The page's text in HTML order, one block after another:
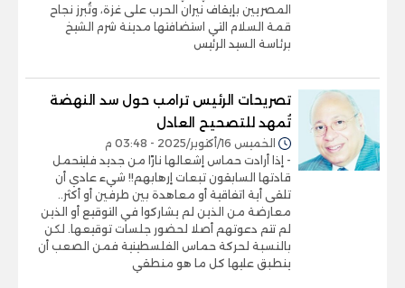
المصريين بإيقاف نيران الحرب على غزة، وتُبرز نجاح
قمة السلام التي استضافتها مدينة شرم الشيخ
برئاسة السيد الرئيس
تصريحات الرئيس ترامب حول سد النهضة
تُمهد للتصحيح العادل
الخميس 16/أكتوبر/2025 - 03:48 م
- إذا أرادت حماس إشعالها نارًا من جديد فليتحمل
قادتها السابقون تبعات إرهابهم!! شيء عادي أن
تلقى أية اتفاقية أو معاهدة بين طرفين أو أكثر..
معارضة من الذين لم يشاركوا في التوقيع أو الذين
لم تتم دعوتهم أصلا لحضور جلسات توقيعها. لكن
بالنسبة لحركة حماس الفلسطينية فمن الصعب أن
ينطبق عليها كل ما هو منطقي